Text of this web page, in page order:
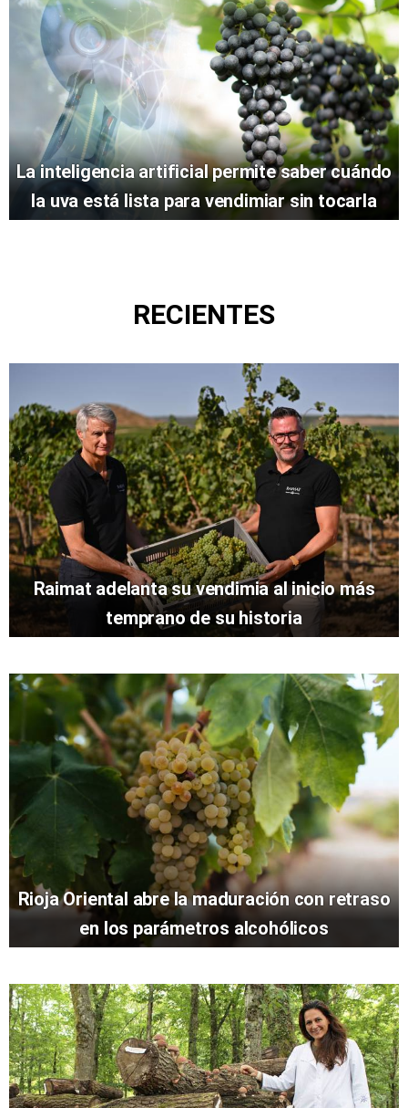
La inteligencia artificial permite saber cuándo
la uva está lista para vendimiar sin tocarla
RECIENTES
Raimat adelanta su vendimia al inicio más
temprano de su historia
Rioja Oriental abre la maduración con retraso
en los parámetros alcohólicos